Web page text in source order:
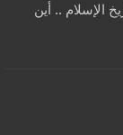
تاريخ الإسلام .. أين